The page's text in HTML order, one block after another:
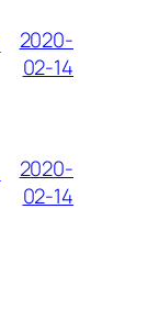
2020-
02-14
2020-
02-14